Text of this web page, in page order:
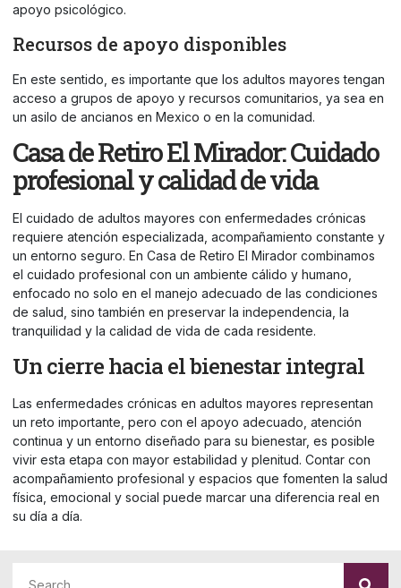
apoyo psicológico.
Recursos de apoyo disponibles
En este sentido, es importante que los adultos mayores tengan
acceso a grupos de apoyo y recursos comunitarios, ya sea en
un asilo de ancianos en Mexico o en la comunidad.
Casa de Retiro El Mirador: Cuidado
profesional y calidad de vida
El cuidado de adultos mayores con enfermedades crónicas
requiere atención especializada, acompañamiento constante y
un entorno seguro. En Casa de Retiro El Mirador combinamos
el cuidado profesional con un ambiente cálido y humano,
enfocado no solo en el manejo adecuado de las condiciones
de salud, sino también en preservar la independencia, la
tranquilidad y la calidad de vida de cada residente.
Un cierre hacia el bienestar integral
Las enfermedades crónicas en adultos mayores representan
un reto importante, pero con el apoyo adecuado, atención
continua y un entorno diseñado para su bienestar, es posible
vivir esta etapa con mayor estabilidad y plenitud. Contar con
acompañamiento profesional y espacios que fomenten la salud
física, emocional y social puede marcar una diferencia real en
su día a día.